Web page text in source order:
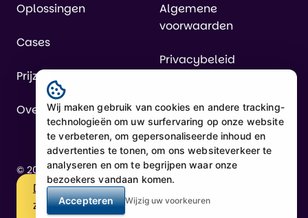
Download hier gratishet E-book “De
zeven meest gemaakte fouten bij Event
Oplossingen
Cases
Prijzen
Over ons
Algemene
voorwaarden
Privacybeleid
© 2026 Easydus — All rights reserved
Algemene voorwaardenPrivacybeleid
Sitemap
Wij maken gebruik van cookies en andere tracking-
technologieën om uw surfervaring op onze website
te verbeteren, om gepersonaliseerde inhoud en
advertenties te tonen, om ons websiteverkeer te
analyseren en om te begrijpen waar onze
bezoekers vandaan komen.
Accepteren
Wijzig uw voorkeuren